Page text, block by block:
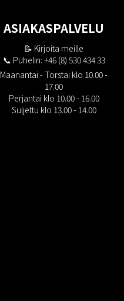
ASIAKASPALVELU
📝 Kirjoita meille
📞 Puhelin: +46 (8) 530 434 33
Maanantai - Torstai klo 10.00 -
17.00
Perjantai klo 10.00 - 16.00
Suljettu klo 13.00 - 14.00